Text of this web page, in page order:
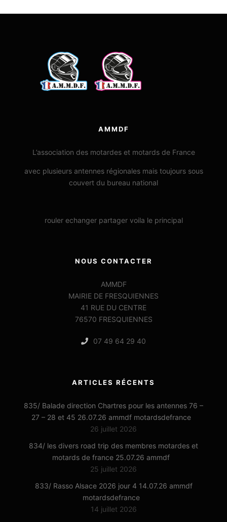
AMMDF
L’association des motardes et motards de France
avec plusieurs antennes régionales mais toujours sous
couvert du bureau national
rouler echanger partager voila le principal
NOUS CONTACTER
AMMDF
MAIRIE DE FRESQUIENNES
41 RUE DU CENTRE
76570 FRESQUIENNES
07 49 64 29 40
ARTICLES RÉCENTS
835/ Balade direction Chartres pour les antennes 76 –
27 – 28 et 45 26.07.26 ammdf motardsdefrance
26 juillet 2026
834/ les divers road trip des membres motardes et
motards de france 25.07.26 ammdf
25 juillet 2026
833/ Rasso Alsace 2026 jour 4 14.07.26 ammdf
motardsdefrance
14 juillet 2026